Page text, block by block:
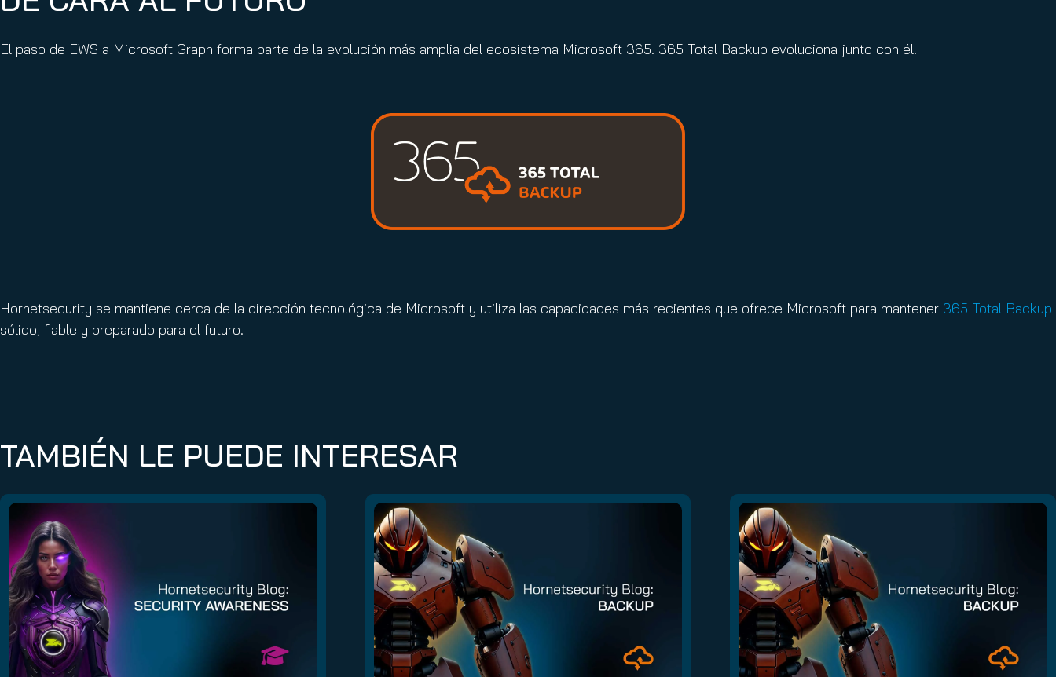
El paso de EWS a Microsoft Graph forma parte de la evolución más amplia del ecosistema Microsoft 365. 365 Total Backup evoluciona junto con él.
Hornetsecurity se mantiene cerca de la dirección tecnológica de Microsoft y utiliza las capacidades más recientes que ofrece Microsoft para mantener 365 Total Backup
sólido, fiable y preparado para el futuro.
TAMBIÉN LE PUEDE INTERESAR